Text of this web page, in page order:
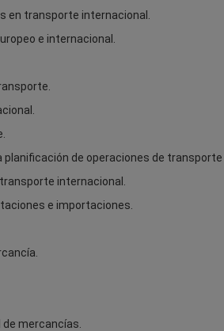
en transporte internacional.
e internacional.
planificación de operaciones de
internacional.
e importaciones.
mercancías.